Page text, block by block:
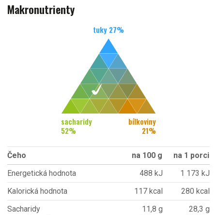
Makronutrienty
tuky 27%
sacharidy
52%
bílkoviny
21%
Čeho na 100 g
na 1 porci
Energetická hodnota
488 kJ
1 173 kJ
Kalorická hodnota
117 kcal
280 kcal
Sacharidy
11,8 g
28,3 g